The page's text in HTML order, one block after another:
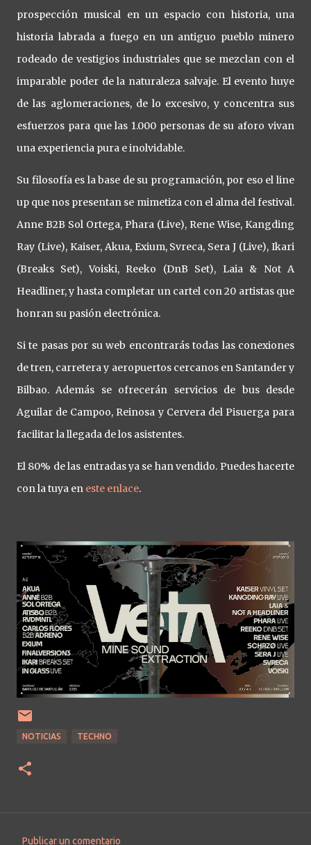
prospección musical en un espacio con historia, una
historia labrada a fuego en un antiguo pueblo minero
rodeado de vestigios industriales que se mezclan con el
imparable poder de la naturaleza salvaje. El evento huye
de las aglomeraciones, de lo excesivo, y concentra sus
esfuerzos para que las 1.000 personas de su aforo vivan
una experiencia pura e inolvidable.
Su filosofía es la base de su programación, por eso el line
up que nos presentan se mimetiza con el alma del festival.
Anne B2B Sol Ortega, Phara (Live), Rene Wise, Kangding
Ray (Live), Kaiser, Akua, Exium, Svreca, Sera J (Live), Ikari
(Breaks Set), Voiski, Reeko (DnB Set), Laia & Not A
Headliner, y hasta completar un cartel con 20 artistas que
honran su pasión electrónica.
Si te pasas por su web encontrarás todas las conexiones
de tren, carretera y aeropuertos cercanos en Santander y
Bilbao. Además se ofrecerán servicios de bus desde
Aguilar de Campoo, Reinosa y Cervera del Pisuerga para
facilitar la llegada de los asistentes.
El 80% de las entradas ya se han vendido. Puedes hacerte
con la tuya en este enlace.
NOTICIAS TECHNO
Publicar un comentario